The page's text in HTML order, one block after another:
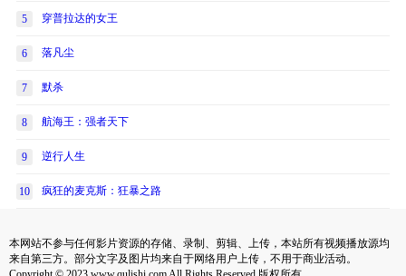
5 穿普拉达的女王
6 落凡尘
7 默杀
8 航海王：强者天下
9 逆行人生
10 疯狂的麦克斯：狂暴之路
本网站不参与任何影片资源的存储、录制、剪辑、上传，本站所有视频播放源均
来自第三方。部分文字及图片均来自于网络用户上传，不用于商业活动。